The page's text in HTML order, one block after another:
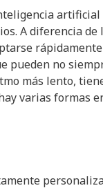
A diferencia de
pueden no
más lento,
varias formas